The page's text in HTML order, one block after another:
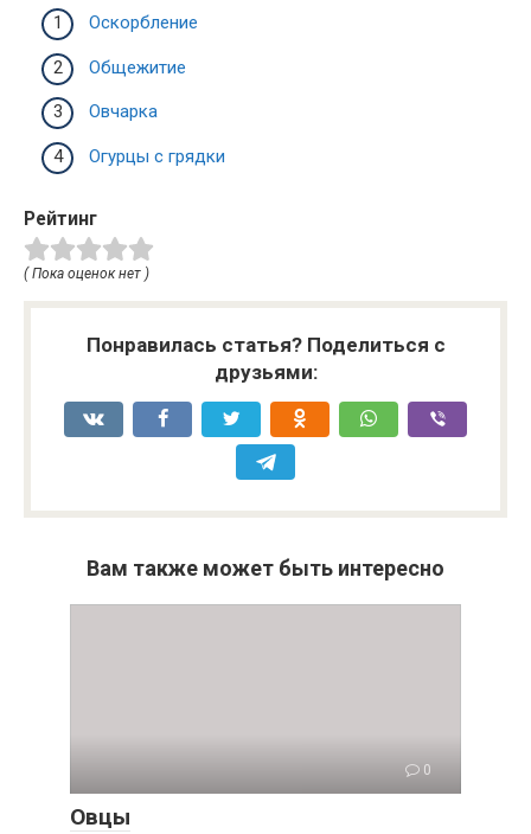
Оскорбление
Общежитие
Овчарка
Огурцы с грядки
Рейтинг
( Пока оценок нет )
Понравилась статья? Поделиться с
друзьями:
Вам также может быть интересно
0
Овцы